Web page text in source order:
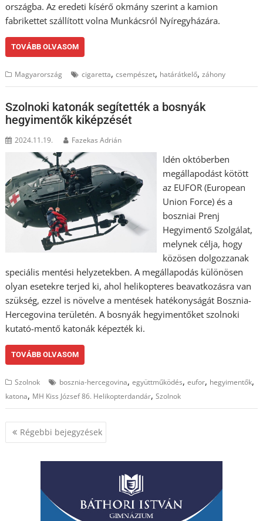
országba. Az eredeti kísérő okmány szerint a kamion
fabrikettet szállított volna Munkácsról Nyíregyházára.
TOVÁBB OLVASOM
Magyarország cigaretta,csempészet, határátkelő,záhony
Szolnoki katonák segítették a bosnyák
hegyimentők kiképzését
2024.11.19. Fazekas Adrián
Idén októberben
megállapodást kötött
az EUFOR (European
Union Force) és a
boszniai Prenj
Hegyimentő Szolgálat,
melynek célja, hogy
közösen dolgozzanak
speciális mentési helyzetekben. A megállapodás különösen
olyan esetekre terjed ki, ahol helikopteres beavatkozásra van
szükség, ezzel is növelve a mentések hatékonyságát Bosznia-
Hercegovina területén. A bosnyák hegyimentőket szolnoki
kutató-mentő katonák képezték ki.
TOVÁBB OLVASOM
Szolnok bosznia-hercegovina,együttműködés,eufor, hegyimentők,
katona, MH Kiss József 86. Helikopterdandár,Szolnok
Bejegyzés
navigáció
Régebbi bejegyzések